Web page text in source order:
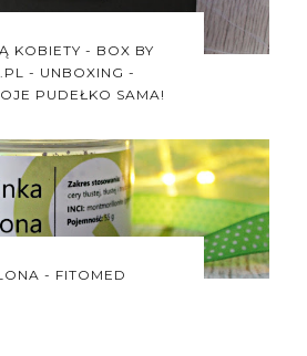
KOBIETY - BOX BY
- UNBOXING -
PUDEŁKO SAMA!
- FITOMED